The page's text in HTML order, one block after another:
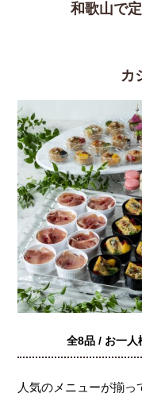
和歌山で
カ
全8品 / お一
人気のメニューが揃